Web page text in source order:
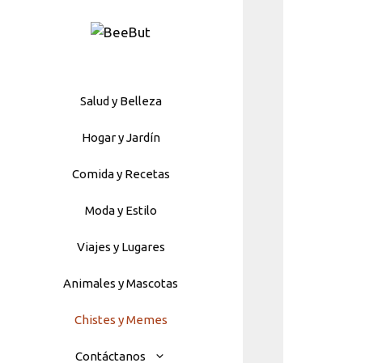
Salud y Belleza
Hogar y Jardín
Comida y Recetas
Moda y Estilo
Viajes y Lugares
Animales y Mascotas
Chistes y Memes
Contáctanos